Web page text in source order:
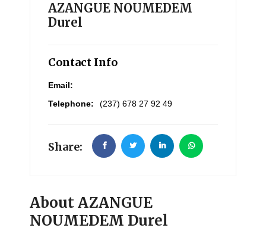
AZANGUE NOUMEDEM
Durel
Contact Info
Email:
Telephone:
(237) 678 27 92 49
Share:
About AZANGUE
NOUMEDEM Durel